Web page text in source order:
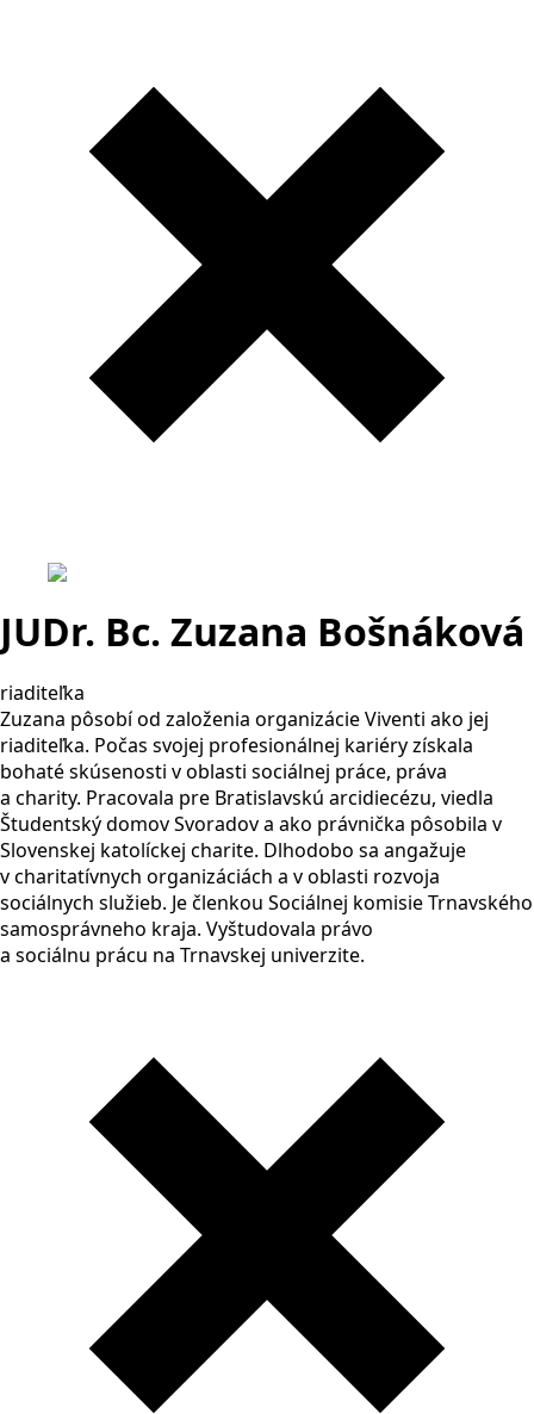
JUDr. Bc. Zuzana Bošnáková
riaditeľka
Zuzana pôsobí od založenia organizácie Viventi ako jej
riaditeľka. Počas svojej profesionálnej kariéry získala
bohaté skúsenosti v oblasti sociálnej práce, práva
a charity. Pracovala pre Bratislavskú arcidiecézu, viedla
Študentský domov Svoradov a ako právnička pôsobila v
Slovenskej katolíckej charite. Dlhodobo sa angažuje
v charitatívnych organizáciách a v oblasti rozvoja
sociálnych služieb. Je členkou Sociálnej komisie Trnavského
samosprávneho kraja. Vyštudovala právo
a sociálnu prácu na Trnavskej univerzite.